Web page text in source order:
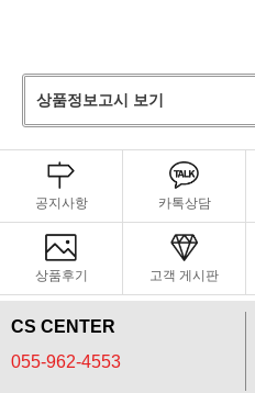
상품정보고시 보기
공지사항 카톡상담
상품후기 고객 게시판
CS CENTER
055-962-4553